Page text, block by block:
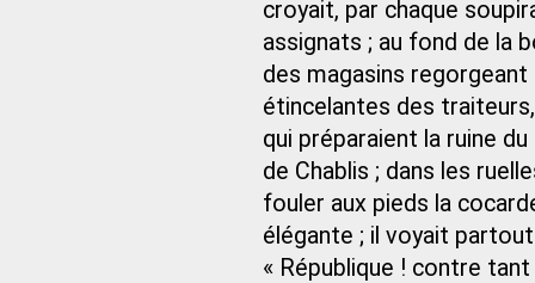
croyait, par chaque
assignats ; au fond de la
des magasins
étincelantes des
qui préparaient la ruine
de Chablis ; dans les
fouler aux pieds la
élégante ; il voyait
« République ! contre tant